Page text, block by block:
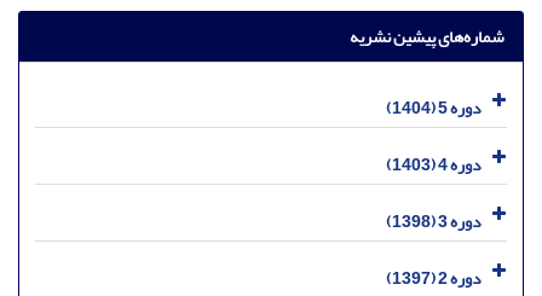
شماره‌های پیشین نشریه
دوره 5 (1404)
دوره 4 (1403)
دوره 3 (1398)
دوره 2 (1397)